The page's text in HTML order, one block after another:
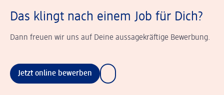
Das klingt nach einem Job für Dich?
Dann freuen wir uns auf Deine aussagekräftige Bewerbung.
Jetzt online bewerben